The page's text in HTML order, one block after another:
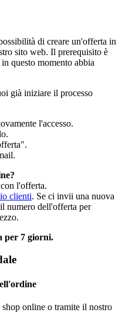
di creare un'offerta in
sito web. Il prerequisito è
questo momento abbia
già iniziare il processo
l'accesso.
l'offerta.
clienti. Se ci invii una nuova
numero dell'offerta per
per 7 giorni.
online o tramite il nostro